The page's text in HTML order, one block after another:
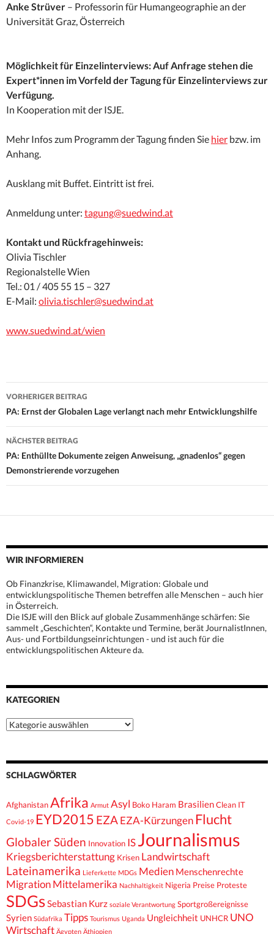
Anke Strüver – Professorin für Humangeographie an der
Universität Graz, Österreich
Möglichkeit für Einzelinterviews: Auf Anfrage stehen die
Expert*innen im Vorfeld der Tagung für Einzelinterviews zur
Verfügung.
In Kooperation mit der ISJE.
Mehr Infos zum Programm der Tagung finden Sie hier bzw. im
Anhang.
Ausklang mit Buffet. Eintritt ist frei.
Anmeldung unter: tagung@suedwind.at
Kontakt und Rückfragehinweis:
Olivia Tischler
Regionalstelle Wien
Tel.: 01 / 405 55 15 – 327
E-Mail: olivia.tischler@suedwind.at
www.suedwind.at/wien
Beitrags-
Navigation
VORHERIGER BEITRAG
PA: Ernst der Globalen Lage verlangt nach mehr Entwicklungshilfe
NÄCHSTER BEITRAG
PA: Enthüllte Dokumente zeigen Anweisung, „gnadenlos“ gegen
Demonstrierende vorzugehen
WIR INFORMIEREN
Ob Finanzkrise, Klimawandel, Migration: Globale und
entwicklungspolitische Themen betreffen alle Menschen – auch hier
in Österreich.
Die ISJE will den Blick auf globale Zusammenhänge schärfen: Sie
sammelt „Geschichten“, Kontakte und Termine, berät JournalistInnen,
Aus- und Fortbildungseinrichtungen - und ist auch für die
entwicklungspolitischen Akteure da.
KATEGORIEN
Kategorien
SCHLAGWÖRTER
AfghanistanAfrika Armut Asyl Boko Haram BrasilienClean IT
Covid-19 EYD2015 EZA EZA-Kürzungen Flucht
Globaler Süden Innovation IS Journalismus
Kriegsberichterstattung Krisen Landwirtschaft
Lateinamerika Lieferkette MDGs Medien Menschenrechte
Migration Mittelamerika Nachhaltigkeit Nigeria Preise Proteste
SDGsSebastian Kurz soziale Verantwortung Sportgroßereignisse
Syrien Südafrika Tipps Tourismus Uganda Ungleichheit UNHCR UNO
Wirtschaft Ägypten Äthiopien